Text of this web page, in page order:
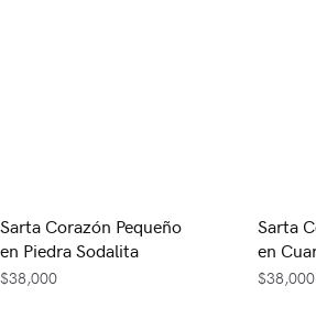
Sarta Corazón Pequeño
en Piedra Sodalita
$38,000
Sarta
en
$38,000